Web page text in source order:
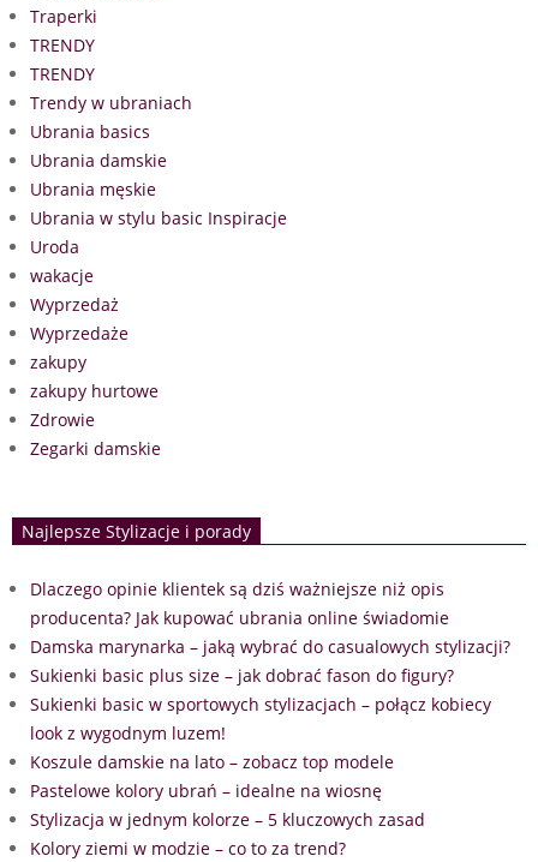
Traperki
TRENDY
TRENDY
Trendy w ubraniach
Ubrania basics
Ubrania damskie
Ubrania męskie
Ubrania w stylu basic Inspiracje
Uroda
wakacje
Wyprzedaż
Wyprzedaże
zakupy
zakupy hurtowe
Zdrowie
Zegarki damskie
Najlepsze Stylizacje i porady
Dlaczego opinie klientek są dziś ważniejsze niż opis
producenta? Jak kupować ubrania online świadomie
Damska marynarka – jaką wybrać do casualowych stylizacji?
Sukienki basic plus size – jak dobrać fason do figury?
Sukienki basic w sportowych stylizacjach – połącz kobiecy
look z wygodnym luzem!
Koszule damskie na lato – zobacz top modele
Pastelowe kolory ubrań – idealne na wiosnę
Stylizacja w jednym kolorze – 5 kluczowych zasad
Kolory ziemi w modzie – co to za trend?